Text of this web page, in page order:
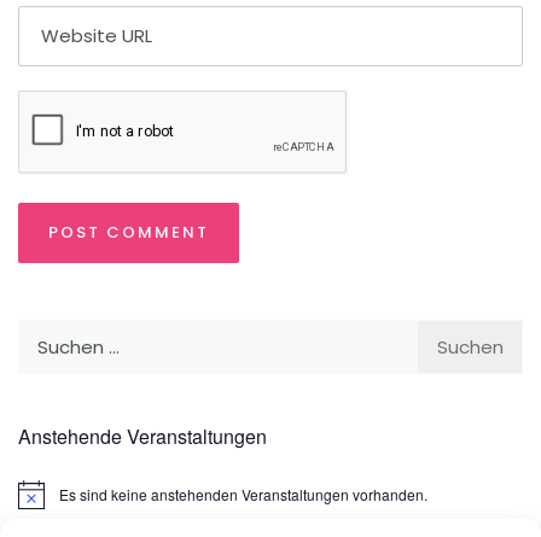
Anstehende Veranstaltungen
HinweisEs sind keine anstehenden Veranstaltungen vorhanden.